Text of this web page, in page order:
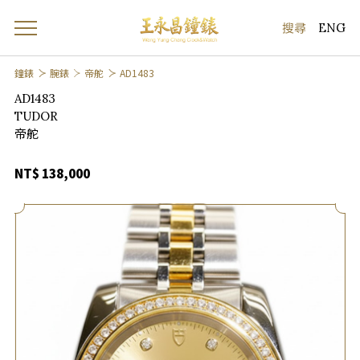
ENG
鐘錶 腕錶 帝舵 AD1483
AD1483
TUDOR
帝舵
NT$ 138,000